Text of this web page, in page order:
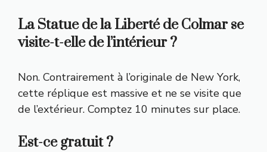
La Statue de la Liberté de Colmar se
visite-t-elle de l’intérieur ?
Non. Contrairement à l’originale de New York,
cette réplique est massive et ne se visite que
de l’extérieur. Comptez 10 minutes sur place.
Est-ce gratuit ?